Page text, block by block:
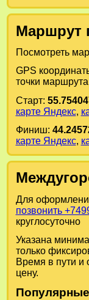
Маршрут
Посмотреть
GPS
точки
Старт:
карте Яндекс,
Финиш:
карте Яндекс,
Для
позвонить
круглосуточно
Указана
только
Время в пути и
цену.